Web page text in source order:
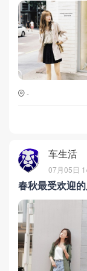
-
车生活
07月05日
春秋最受欢迎